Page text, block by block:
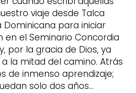
viaje desde Talca
Dominicana para iniciar
el Seminario Concordia
por la gracia de Dios, ya
la mitad del camino. Atrás
de inmenso aprendizaje;
solo dos años…